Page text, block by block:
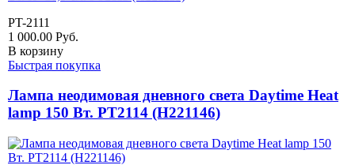
PT-2111
1 000.00 Руб.
В корзину
Быстрая покупка
Лампа неодимовая дневного света Daytime Heat
lamp 150 Вт. PT2114 (H221146)